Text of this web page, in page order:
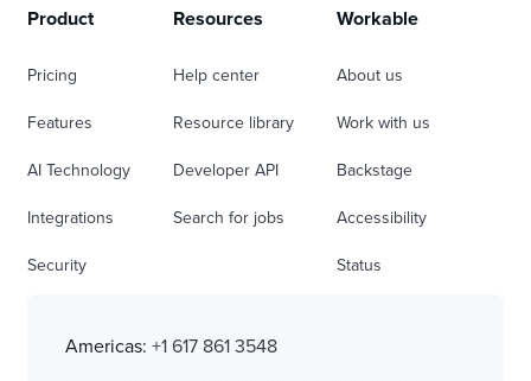
Product
Pricing
Features
AI Technology
Integrations
Security
Resources
Help center
Resource library
Developer API
Search for jobs
Workable
About us
Work with us
Backstage
Accessibility
Status
Americas: +1 617 861 3548